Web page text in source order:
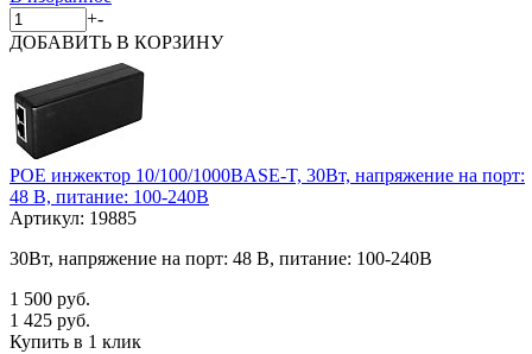
+-
ДОБАВИТЬ В КОРЗИНУ
POE инжектор 10/100/1000BASE-T, 30Вт, напряжение на порт:
48 В, питание: 100-240В
Артикул: 19885
30Вт, напряжение на порт: 48 В, питание: 100-240В
1 500 руб.
1 425 руб.
Купить в 1 клик